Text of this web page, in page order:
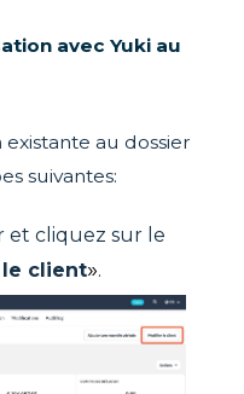
avec Yuki au
au dossier
suivantes:
et cliquez sur le
client».